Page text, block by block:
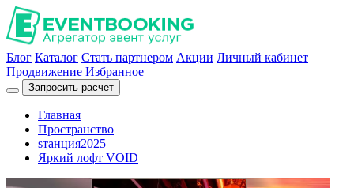
Блог Каталог Стать партнером Акции Личный кабинет
Продвижение Избранное
Запросить расчет
Главная
Пространство
sтанция2025
Яркий лофт VOID